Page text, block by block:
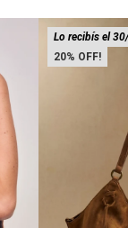
20
Lo recibís el